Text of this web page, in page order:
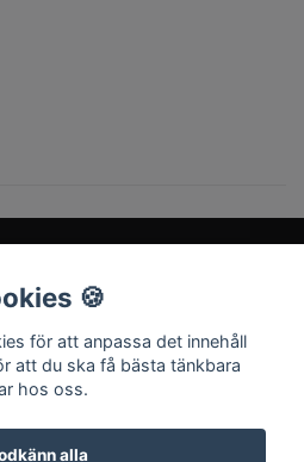
🍪
för att anpassa det innehåll
att du ska få bästa tänkbara
hos oss.
alla